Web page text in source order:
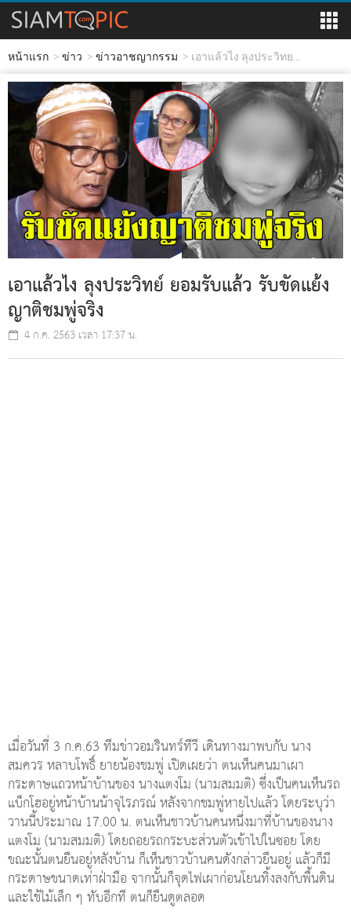
หน้าแรก ข่าว ข่าวอาชญากรรม เอาแล้วไง ลุงประวิทย...
เอาแล้วไง ลุงประวิทย์ ยอมรับแล้ว รับขัดแย้ง
ญาติชมพู่จริง
4 ก.ค. 2563 เวลา 17:37 น.
เมื่อวันที่ 3 ก.ค.63 ทีมข่าวอมรินทร์ทีวี เดินทางมาพบกับ นาง
สมควร หลาบโพธิ์ ยายน้องชมพู่ เปิดเผยว่า ตนเห็นคนมาเผา
กระดาษแถวหน้าบ้านของ นางแตงโม (นามสมมติ) ซึ่งเป็นคนเห็นรถ
แบ็กโฮอยู่หน้าบ้านน้าจุไรภรณ์ หลังจากชมพู่หายไปแล้ว โดยระบุว่า
วานนี้ประมาณ 17.00 น. ตนเห็นชาวบ้านคนหนึ่งมาที่บ้านของนาง
แตงโม (นามสมมติ) โดยถอยรถกระบะส่วนตัวเข้าไปในซอย โดย
ขณะนั้นตนยืนอยู่หลังบ้าน ก็เห็นชาวบ้านคนดังกล่าวยืนอยู่ แล้วก็มี
กระดาษขนาดเท่าฝ่ามือ จากนั้นก็จุดไฟเผาก่อนโยนทิ้งลงกับพื้นดิน
และใช้ไม้เล็ก ๆ ทับอีกที ตนก็ยืนดูตลอด